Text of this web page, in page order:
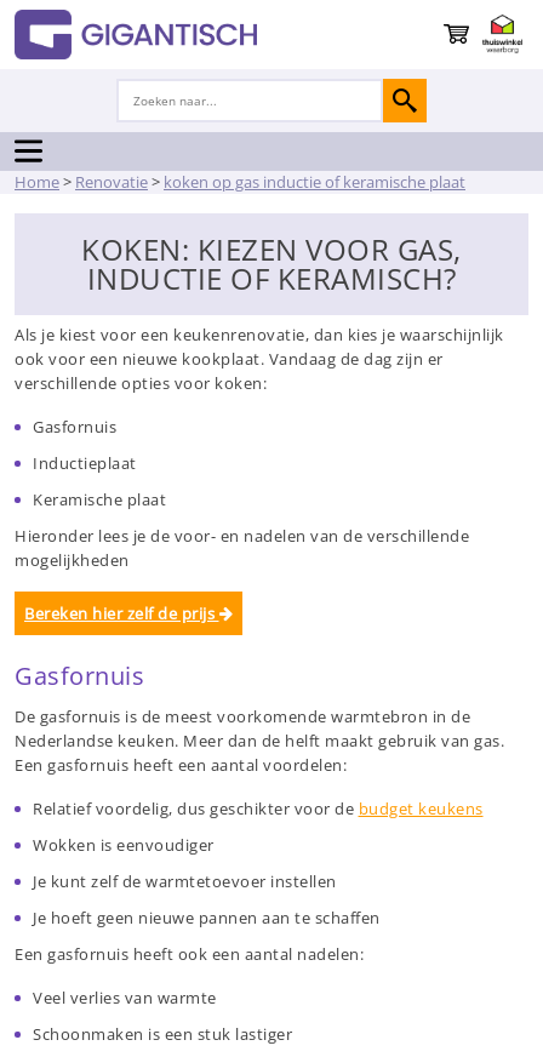
Home> Renovatie> koken op gas inductie of keramische plaat
KOKEN: KIEZEN VOOR GAS,
INDUCTIE OF KERAMISCH?
Als je kiest voor een keukenrenovatie, dan kies je waarschijnlijk
ook voor een nieuwe kookplaat. Vandaag de dag zijn er
verschillende opties voor koken:
Gasfornuis
Inductieplaat
Keramische plaat
Hieronder lees je de voor- en nadelen van de verschillende
mogelijkheden
Bereken hier zelf de prijs
Gasfornuis
De gasfornuis is de meest voorkomende warmtebron in de
Nederlandse keuken. Meer dan de helft maakt gebruik van gas.
Een gasfornuis heeft een aantal voordelen:
Relatief voordelig, dus geschikter voor de budget keukens
Wokken is eenvoudiger
Je kunt zelf de warmtetoevoer instellen
Je hoeft geen nieuwe pannen aan te schaffen
Een gasfornuis heeft ook een aantal nadelen:
Veel verlies van warmte
Schoonmaken is een stuk lastiger